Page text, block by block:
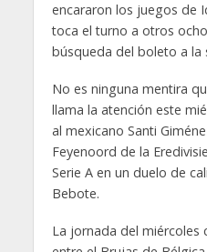
encararon los juegos de
toca el turno a otros
búsqueda del boleto a la
No es ninguna mentira
llama la atención este
al mexicano Santi
Feyenoord de la
Serie A en un duelo de
Bebote.
La jornada del miércoles